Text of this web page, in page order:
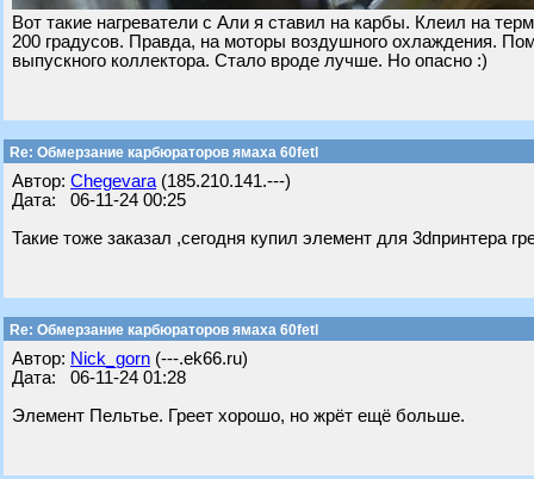
Вот такие нагреватели с Али я ставил на карбы. Клеил на
200 градусов. Правда, на моторы воздушного охлаждения.
выпускного коллектора. Стало вроде лучше. Но опасно :)
Re: Обмерзание карбюраторов ямаха 60fetl
Автор: Chegevara (185.210.141.---)
Дата: 06-11-24 00:25
Такие тоже заказал ,сегодня купил элемент для 3dпринтера
Re: Обмерзание карбюраторов ямаха 60fetl
Автор: Nick_gorn (---.ek66.ru)
Дата: 06-11-24 01:28
Элемент Пельтье. Греет хорошо, но жрёт ещё больше.